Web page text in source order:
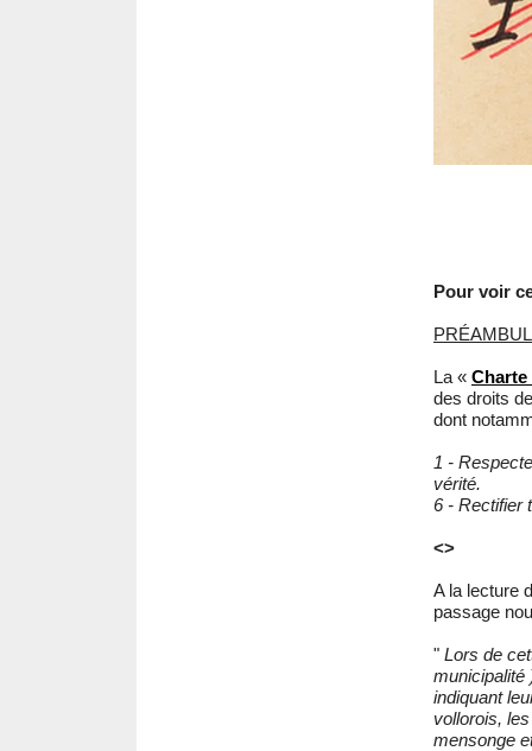
Pour voir
La « Charte
des droits
dont
1 -
vérité.
6 - Rectifier
<>
A la lecture
passage
" Lors de
municipalité
indiquant
vollorois,
mensonge